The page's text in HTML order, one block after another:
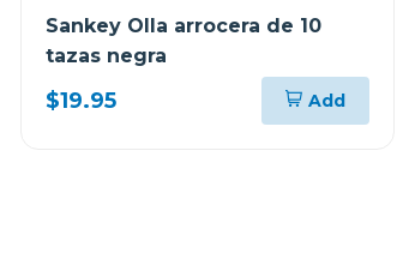
Sankey Olla arrocera de 10
tazas negra
$19.95 Add